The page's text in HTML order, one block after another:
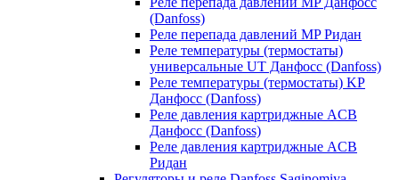
(Danfoss)
Реле перепада давлений MP Ридан
Реле температуры (термостаты)
универсальные UT Данфосс (Danfoss)
Реле температуры (термостаты) KP
Данфосс (Danfoss)
Реле давления картриджные ACB
Данфосс (Danfoss)
Реле давления картриджные ACB
Ридан